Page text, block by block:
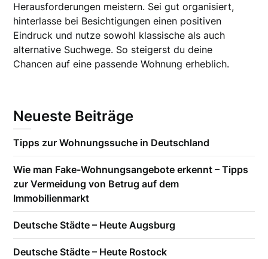
Herausforderungen meistern. Sei gut organisiert,
hinterlasse bei Besichtigungen einen positiven
Eindruck und nutze sowohl klassische als auch
alternative Suchwege. So steigerst du deine
Chancen auf eine passende Wohnung erheblich.
Neueste Beiträge
Tipps zur Wohnungssuche in Deutschland
Wie man Fake-Wohnungsangebote erkennt – Tipps
zur Vermeidung von Betrug auf dem
Immobilienmarkt
Deutsche Städte – Heute Augsburg
Deutsche Städte – Heute Rostock